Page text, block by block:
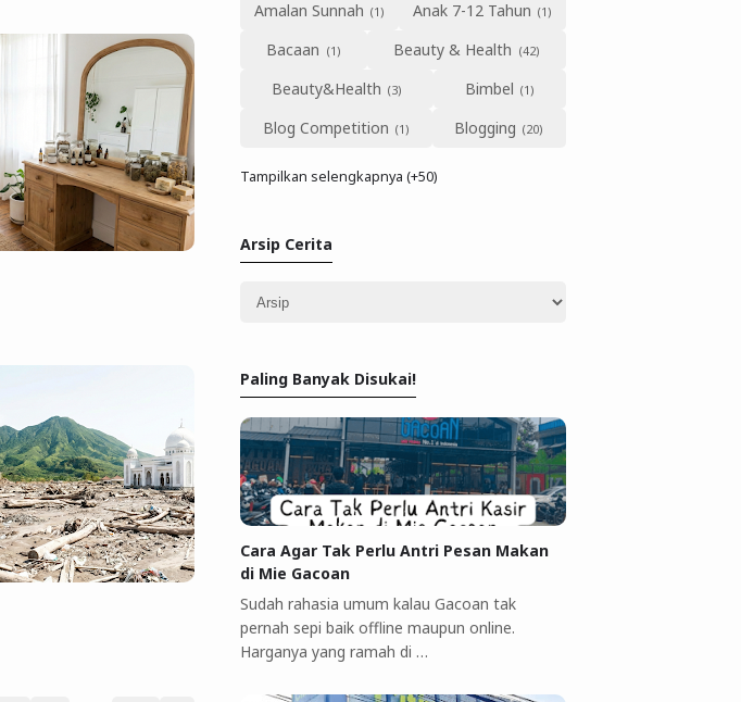
18 Des 2025 22 komentar
8 Des 2025 Posting Komentar
Amalan Sunnah
Anak 7-12 Tahun
Bacaan
Beauty & Health
Beauty&Health
Bimbel
Blog Competition
Blogging
Tampilkan selengkapnya (+50)
Arsip Cerita
Paling Banyak Disukai!
Cara Agar Tak Perlu Antri Pesan Makan
di Mie Gacoan
Sudah rahasia umum kalau Gacoan tak
pernah sepi baik offline maupun online.
Harganya yang ramah di …